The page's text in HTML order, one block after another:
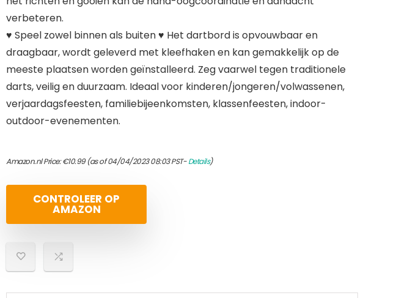
verbeteren.
♥ Speel zowel binnen als buiten ♥ Het dartbord is opvouwbaar en
draagbaar, wordt geleverd met kleefhaken en kan gemakkelijk op de
meeste plaatsen worden geïnstalleerd. Zeg vaarwel tegen traditionele
darts, veilig en duurzaam. Ideaal voor kinderen/jongeren/volwassenen,
verjaardagsfeesten, familiebijeenkomsten, klassenfeesten, indoor-
outdoor-evenementen.
Amazon.nl Price:€10.99(as of 04/04/2023 08:03 PST-Details)
CONTROLEER OP
AMAZON